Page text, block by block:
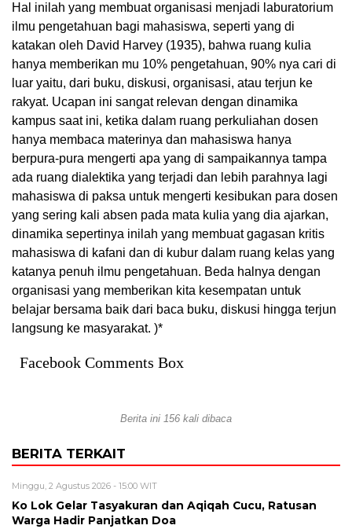
Hal inilah yang membuat organisasi menjadi laburatorium
ilmu pengetahuan bagi mahasiswa, seperti yang di
katakan oleh David Harvey (1935), bahwa ruang kulia
hanya memberikan mu 10% pengetahuan, 90% nya cari di
luar yaitu, dari buku, diskusi, organisasi, atau terjun ke
rakyat. Ucapan ini sangat relevan dengan dinamika
kampus saat ini, ketika dalam ruang perkuliahan dosen
hanya membaca materinya dan mahasiswa hanya
berpura-pura mengerti apa yang di sampaikannya tampa
ada ruang dialektika yang terjadi dan lebih parahnya lagi
mahasiswa di paksa untuk mengerti kesibukan para dosen
yang sering kali absen pada mata kulia yang dia ajarkan,
dinamika sepertinya inilah yang membuat gagasan kritis
mahasiswa di kafani dan di kubur dalam ruang kelas yang
katanya penuh ilmu pengetahuan. Beda halnya dengan
organisasi yang memberikan kita kesempatan untuk
belajar bersama baik dari baca buku, diskusi hingga terjun
langsung ke masyarakat. )*
Facebook Comments Box
Berita ini 156 kali dibaca
BERITA TERKAIT
Minggu, 2 Agustus 2026 - 15:00 WIT
Ko Lok Gelar Tasyakuran dan Aqiqah Cucu, Ratusan
Warga Hadir Panjatkan Doa